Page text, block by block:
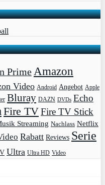
PrimeAmazon
Video Android Angebot Apple
Bluray DAZN DVDs Echo
Fire TVFire TV Stick
Streaming Nachlass Netflix
Rabatt Reviews Serie
Ultra Ultra HD Video